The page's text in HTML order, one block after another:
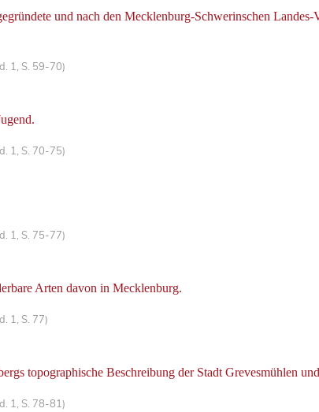
und nach den Mecklenburg-Schwerinschen
1, S. 59-70)
1, S. 70-75)
1, S. 75-77)
Arten davon in Mecklenburg.
1, S. 77)
topographische Beschreibung der Stadt Grevesmühlen
1, S. 78-81)